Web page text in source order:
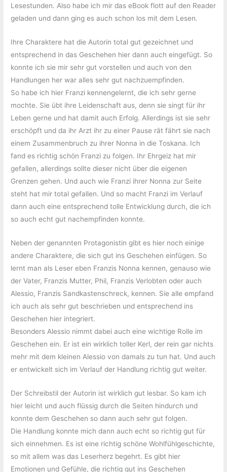
Lesestunden. Also habe ich mir das eBook flott auf den Reader
geladen und dann ging es auch schon los mit dem Lesen.
Ihre Charaktere hat die Autorin total gut gezeichnet und
entsprechend in das Geschehen hier dann auch eingefügt. So
konnte ich sie mir sehr gut vorstellen und auch von den
Handlungen her war alles sehr gut nachzuempfinden.
So habe ich hier Franzi kennengelernt, die ich sehr gerne
mochte. Sie übt ihre Leidenschaft aus, denn sie singt für ihr
Leben gerne und hat damit auch Erfolg. Allerdings ist sie sehr
erschöpft und da ihr Arzt ihr zu einer Pause rät fährt sie nach
einem Zusammenbruch zu ihrer Nonna in die Toskana. Ich
fand es richtig schön Franzi zu folgen. Ihr Ehrgeiz hat mir
gefallen, allerdings sollte dieser nicht über die eigenen
Grenzen gehen. Und auch wie Franzi ihrer Nonna zur Seite
steht hat mir total gefallen. Und so macht Franzi im Verlauf
dann auch eine entsprechend tolle Entwicklung durch, die ich
so auch echt gut nachempfinden konnte.
Neben der genannten Protagonistin gibt es hier noch einige
andere Charaktere, die sich gut ins Geschehen einfügen. So
lernt man als Leser eben Franzis Nonna kennen, genauso wie
der Vater, Franzis Mutter, Phil, Franzis Verlobten oder auch
Alessio, Franzis Sandkastenschreck, kennen. Sie alle empfand
ich auch als sehr gut beschrieben und entsprechend ins
Geschehen hier integriert.
Besonders Alessio nimmt dabei auch eine wichtige Rolle im
Geschehen ein. Er ist ein wirklich toller Kerl, der rein gar nichts
mehr mit dem kleinen Alessio von damals zu tun hat. Und auch
er entwickelt sich im Verlauf der Handlung richtig gut weiter.
Der Schreibstil der Autorin ist wirklich gut lesbar. So kam ich
hier leicht und auch flüssig durch die Seiten hindurch und
konnte dem Geschehen so dann auch sehr gut folgen.
Die Handlung konnte mich dann auch echt so richtig gut für
sich einnehmen. Es ist eine richtig schöne Wohlfühlgeschichte,
so mit allem was das Leserherz begehrt. Es gibt hier
Emotionen und Gefühle, die richtig gut ins Geschehen